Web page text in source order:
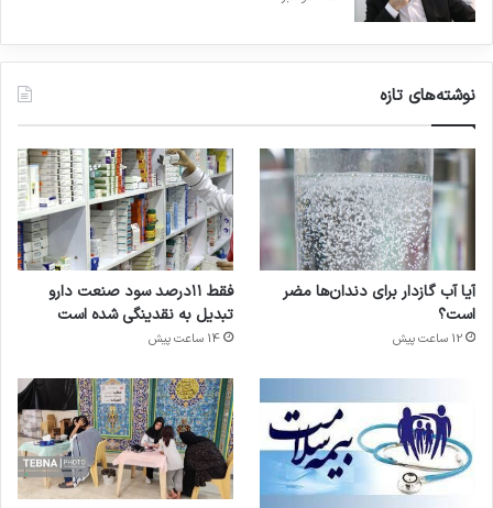
نوشته‌های تازه
آیا آب گازدار برای دندان‌ها مضر
است؟
12 ساعت پیش
فقط ۱۱‌درصد سود صنعت دارو
تبدیل به نقدینگی شده است
14 ساعت پیش